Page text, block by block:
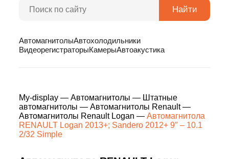
Найти
АвтомагнитолыАвтохолодильники
ВидеорегистраторыКамерыАвтоакустика
My-display — Автомагнитолы — Штатные
автомагнитолы — Автомагнитолы Renault—
Автомагнитолы Renault Logan — Автомагнитола
RENAULT Logan 2013+; Sandero 2012+ 9″ – 10.1
2/32 Simple